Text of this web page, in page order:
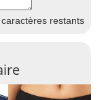
caractères restants